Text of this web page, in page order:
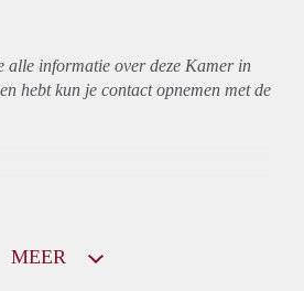
alle informatie over deze Kamer in
hebt kun je contact opnemen met de
MEER